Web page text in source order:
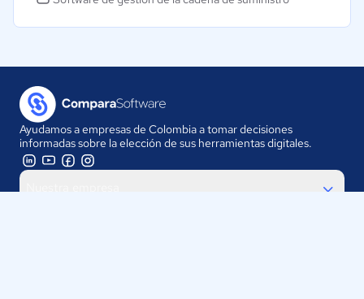
Ayudamos a empresas de Colombia a tomar decisiones
informadas sobre la elección de sus herramientas digitales.